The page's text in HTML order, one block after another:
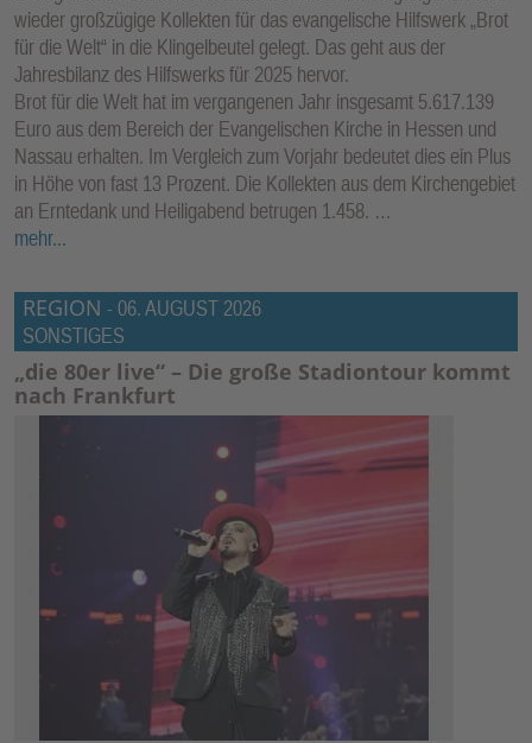
wieder großzügige Kollekten für das evangelische Hilfswerk „Brot
für die Welt“ in die Klingelbeutel gelegt. Das geht aus der
Jahresbilanz des Hilfswerks für 2025 hervor.
Brot für die Welt hat im vergangenen Jahr insgesamt 5.617.139
Euro aus dem Bereich der Evangelischen Kirche in Hessen und
Nassau erhalten. Im Vergleich zum Vorjahr bedeutet dies ein Plus
in Höhe von fast 13 Prozent. Die Kollekten aus dem Kirchengebiet
an Erntedank und Heiligabend betrugen 1.458. …
mehr...
REGION - 06. AUGUST 2026
SONSTIGES
„die 80er live“ – Die große Stadiontour kommt
nach Frankfurt